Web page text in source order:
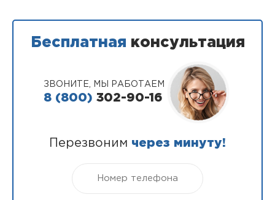
Бесплатная консультация
ЗВОНИТЕ, МЫ РАБОТАЕМ
8 (800) 302-90-16
Перезвоним через минуту!